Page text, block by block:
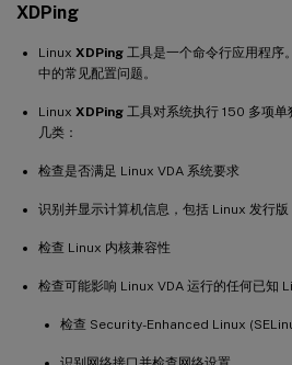
XDPing
Linux XDPing 工具是一个命令行应用程序
中的常见配置问题。
Linux XDPing 工具对系统执行 150 多项
几类：
检查是否满足 Linux VDA 系统要求
识别并显示计算机信息，包括 Linux 发行版
检查 Linux 内核兼容性
检查可能影响 Linux VDA 运行的任何已知
检查 Security-Enhanced Linux